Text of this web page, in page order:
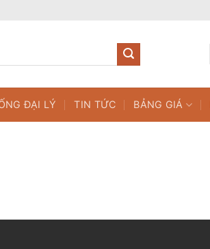
ĐẠI LÝ TIN TỨC BẢNG GIÁ